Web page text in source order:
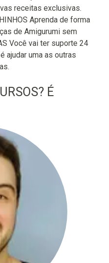
receitas exclusivas.
Aprenda de forma
de Amigurumi sem
Você vai ter suporte 24
ajudar uma as outras
É